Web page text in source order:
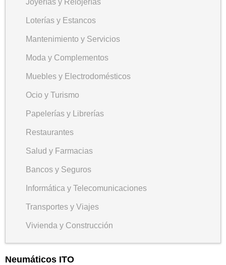
Loterías y Estancos
Mantenimiento y Servicios
Moda y Complementos
Muebles y Electrodomésticos
Ocio y Turismo
Papelerías y Librerías
Restaurantes
Salud y Farmacias
Bancos y Seguros
Informática y Telecomunicaciones
Transportes y Viajes
Vivienda y Construcción
Neumáticos ITO